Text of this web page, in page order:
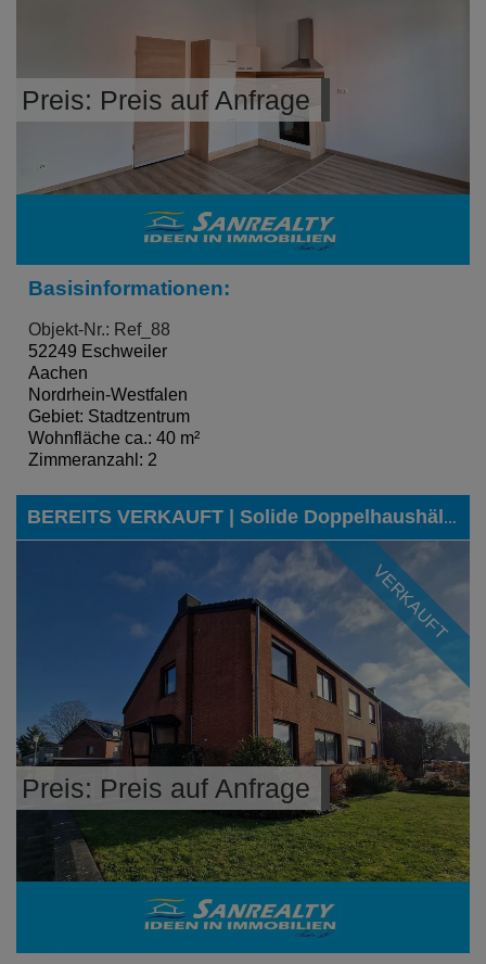
Basisinformationen:
Objekt-Nr.: Ref_88
52249 Eschweiler
Aachen
Nordrhein-Westfalen
Gebiet: Stadtzentrum
Preis: Preis auf Anfrage
Wohnfläche ca.: 40 m²
Zimmeranzahl: 2
BEREITS VERKAUFT | Solide Doppelhaushälfte mit Garten und Garage in beliebter Lage von Eschweiler-Dürwiß
VERKAUFT
Preis: Preis auf Anfrage